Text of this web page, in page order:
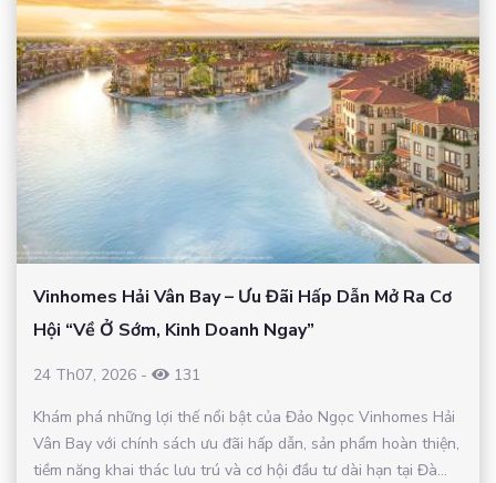
Vinhomes Hải Vân Bay – Ưu Đãi Hấp Dẫn Mở Ra Cơ
Hội “Về Ở Sớm, Kinh Doanh Ngay”
24 Th07, 2026 -
131
Khám phá những lợi thế nổi bật của Đảo Ngọc Vinhomes Hải
Vân Bay với chính sách ưu đãi hấp dẫn, sản phẩm hoàn thiện,
tiềm năng khai thác lưu trú và cơ hội đầu tư dài hạn tại Đà...